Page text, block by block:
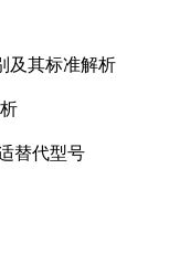
及其标准解析
替代型号